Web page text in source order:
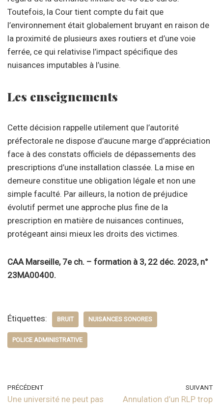
Toutefois, la Cour tient compte du fait que
l’environnement était globalement bruyant en raison de
la proximité de plusieurs axes routiers et d’une voie
ferrée, ce qui relativise l’impact spécifique des
nuisances imputables à l’usine.
Les enseignements
Cette décision rappelle utilement que l’autorité
préfectorale ne dispose d’aucune marge d’appréciation
face à des constats officiels de dépassements des
prescriptions d’une installation classée. La mise en
demeure constitue une obligation légale et non une
simple faculté. Par ailleurs, la notion de préjudice
évolutif permet une approche plus fine de la
prescription en matière de nuisances continues,
protégeant ainsi mieux les droits des victimes.
CAA Marseille, 7e ch. – formation à 3, 22 déc. 2023, n°
23MA00400.
Étiquettes: BRUIT NUISANCES SONORES
POLICE ADMINISTRATIVE
PRÉCÉDENT
Une université ne peut pas
SUIVANT
Annulation d’un RLP trop